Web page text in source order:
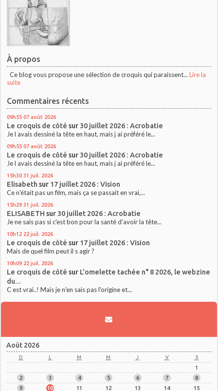
À propos
Ce blog vous propose une sélection de croquis qui paraissent... Lire la
suite
Commentaires récents
09h55 07 août 2026
Le croquis de côté sur 30 juillet 2026 : Acrobatie
Je l avais dessiné la tête en haut, mais j ai préféré le...
09h55 07 août 2026
Le croquis de côté sur 30 juillet 2026 : Acrobatie
Je l avais dessiné la tête en haut, mais j ai préféré le...
15h30 31 juil. 2026
Elisabeth sur 17 juillet 2026 : Vision
Ce n'était pas un film, mais ça se passait en vrai,...
15h29 31 juil. 2026
ELISABETH sur 30 juillet 2026 : Acrobatie
Je ne sais pas si c'est bon pour la santé d'avoir la tête...
10h12 22 juil. 2026
Le croquis de côté sur 17 juillet 2026 : Vision
Mais de quel film peut il s agir ?
10h09 22 juil. 2026
Le croquis de côté sur L'omelette tachée n° 8 2026, le webzine
du...
C est vrai..! Mais je n'en sais pas l'origine et...
Août 2026
D L M M J V S
1
2
3 4 5 6 7
8
9
10 11 12 13 14 15